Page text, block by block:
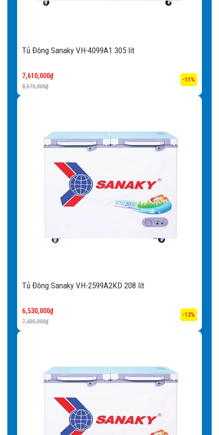
Tủ Đông Sanaky VH-4099A1 305 lít
8,570,000₫
7,610,000₫
-11%
Tủ Đông Sanaky VH-2599A2KD 208 lít
7,400,000₫
6,530,000₫
-12%